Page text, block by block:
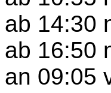
ab 14:30
ab 16:50
an 09:05